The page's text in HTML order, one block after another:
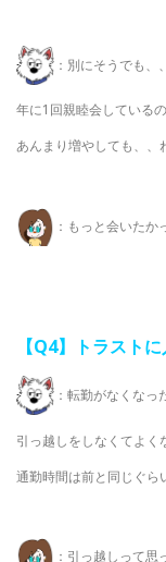
：別にそうでも、
年に1回親睦会している
あんまり増やしても、、
：もっと会いた
【Q4】トラスト
：転勤がなくなっ
引っ越しをしなくてよく
通勤時間は前と同じぐら
：引っ越しって思